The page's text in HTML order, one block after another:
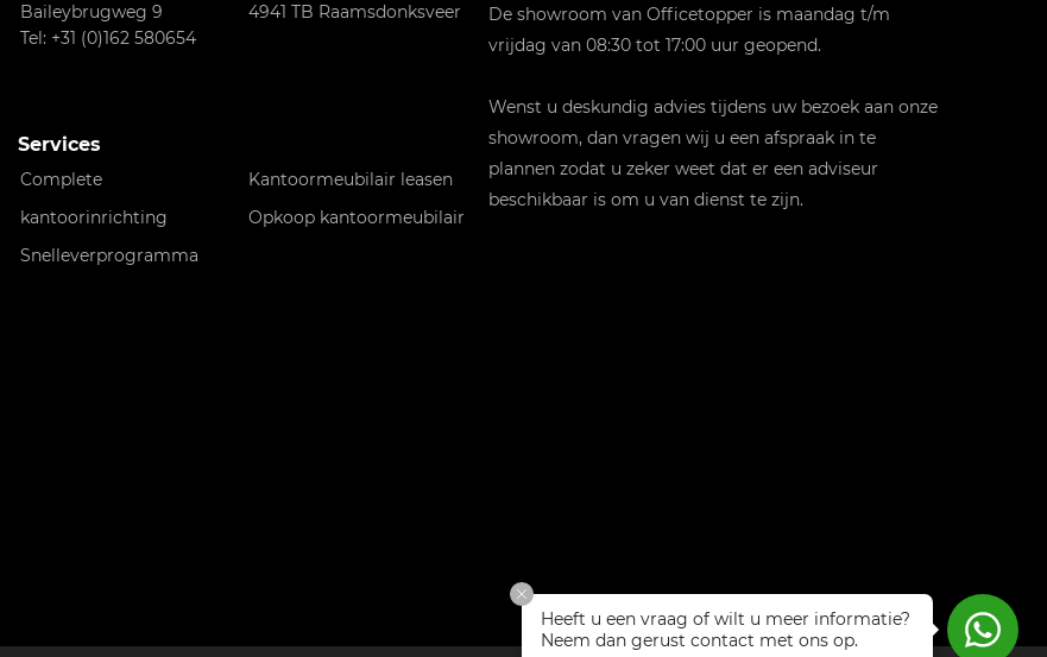
Baileybrugweg 9
4941 TB Raamsdonksveer
Tel: +31 (0)162 580654
Services
Complete
kantoorinrichting
Kantoormeubilair leasen
Opkoop kantoormeubilair
Snelleverprogramma
De showroom van Officetopper is maandag t/m
vrijdag van 08:30 tot 17:00 uur geopend.
Wenst u deskundig advies tijdens uw bezoek aan onze
showroom, dan vragen wij u een afspraak in te
plannen zodat u zeker weet dat er een adviseur
beschikbaar is om u van dienst te zijn.
Heeft u een vraag of wilt u meer informatie?
Neem dan gerust contact met ons op.